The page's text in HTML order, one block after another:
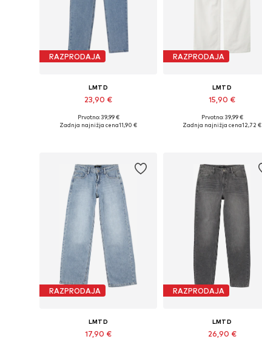
RAZPRODAJA
LMTD
23,90 €
Prvotno: 39,99 €
Zadnja najnižja cena11,90 €
RAZPRODAJA
LMTD
15,90 €
Razpoložljive velikosti: 128
Prvotno: 39,99 €
Zadnja najnižja cena12,72 €
RAZPRODAJA
LMTD
17,90 €
RAZPRODAJA
LMTD
26,90 €